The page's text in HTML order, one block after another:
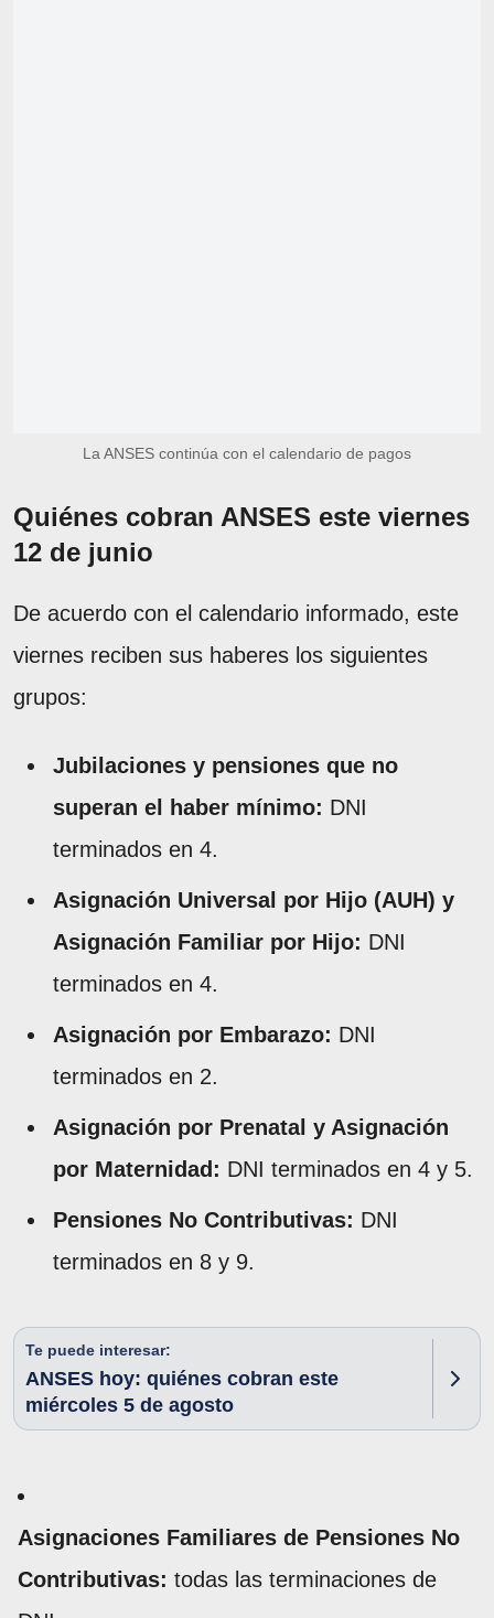
La ANSES continúa con el calendario de pagos
Quiénes cobran ANSES este viernes
12 de junio
De acuerdo con el calendario informado, este
viernes reciben sus haberes los siguientes
grupos:
Jubilaciones y pensiones que no
superan el haber mínimo: DNI
terminados en 4.
Asignación Universal por Hijo (AUH) y
Asignación Familiar por Hijo: DNI
terminados en 4.
Asignación por Embarazo: DNI
terminados en 2.
Asignación por Prenatal y Asignación
por Maternidad: DNI terminados en 4 y 5.
Pensiones No Contributivas: DNI
terminados en 8 y 9.
Te puede interesar:
ANSES hoy: quiénes cobran este
miércoles 5 de agosto
Asignaciones Familiares de Pensiones No
Contributivas: todas las terminaciones de